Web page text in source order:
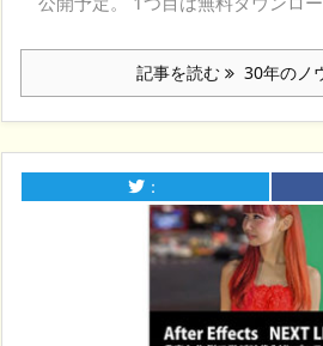
記事を読む 30年のノ
：